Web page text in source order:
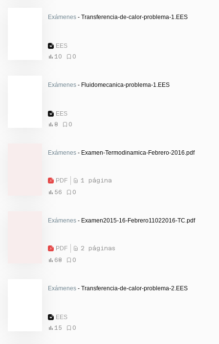
Exámenes - Transferencia-de-calor-problema-1.EES
EES
10
0
Exámenes - Fluidomecanica-problema-1.EES
EES
8
0
Exámenes - Examen-Termodinamica-Febrero-2016.pdf
PDF
1 página
56
0
Exámenes - Examen2015-16-Febrero11022016-TC.pdf
PDF
2 páginas
68
0
Exámenes - Transferencia-de-calor-problema-2.EES
EES
15
0